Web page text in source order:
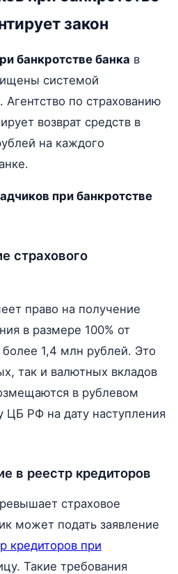
закон
банкротстве банка в
системой
Агентство по страхованию
возврат средств в
на каждого
при банкротстве
страхового
право на получение
в размере 100% от
1,4 млн рублей. Это
так и валютных вкладов
в рублевом
ЦБ РФ на дату наступления
в реестр кредиторов
страховое
может подать заявление
кредиторов при
Такие требования